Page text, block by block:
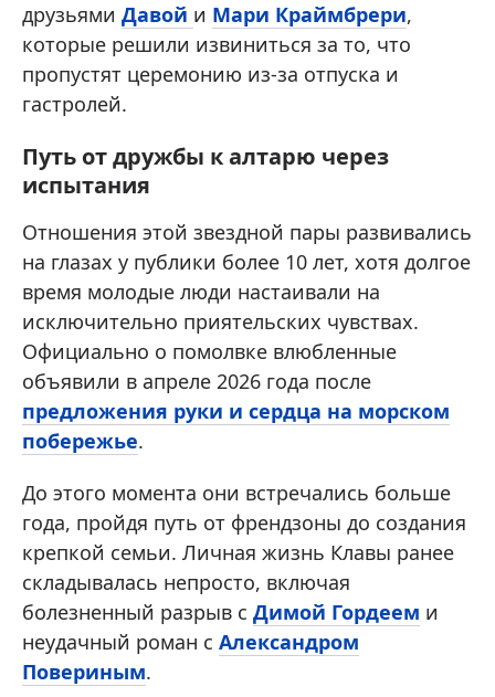
друзьями Давой и Мари Краймбрери,
которые решили извиниться за то, что
пропустят церемонию из-за отпуска и
гастролей.
Путь от дружбы к алтарю через
испытания
Отношения этой звездной пары развивались
на глазах у публики более 10 лет, хотя долгое
время молодые люди настаивали на
исключительно приятельских чувствах.
Официально о помолвке влюбленные
объявили в апреле 2026 года после
предложения руки и сердца на морском
побережье.
До этого момента они встречались больше
года, пройдя путь от френдзоны до создания
крепкой семьи. Личная жизнь Клавы ранее
складывалась непросто, включая
болезненный разрыв с Димой Гордеем и
неудачный роман с Александром
Повериным.